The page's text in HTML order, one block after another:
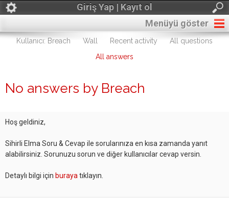
Giriş Yap | Kayıt ol
Menüyü göster
Kullanıcı: Breach Wall Recent activity
All questions
All answers
No answers by Breach
Hoş geldiniz,
Sihirli Elma Soru & Cevap ile sorularınıza en kısa zamanda yanıt
alabilirsiniz. Sorunuzu sorun ve diğer kullanıcılar cevap versin.
Detaylı bilgi için buraya tıklayın.